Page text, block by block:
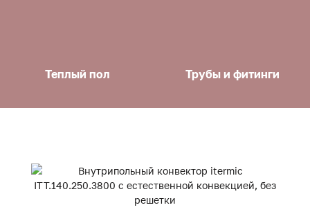
Теплый пол Трубы и фитинги